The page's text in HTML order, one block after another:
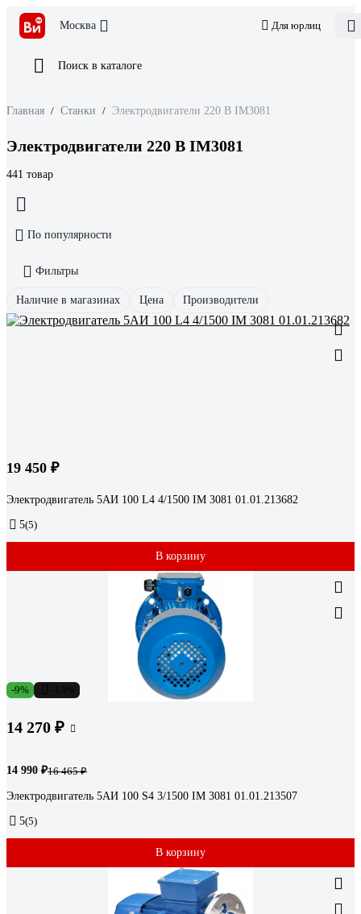
Москва Для юрлиц
Поиск в каталоге
Главная / Станки / Электродвигатели 220 В IM3081
Электродвигатели 220 В IM3081
441 товар
По популярности
Фильтры
Наличие в магазинах Цена Производители
19 450 ₽
Электродвигатель 5АИ 100 L4 4/1500 IM 3081 01.01.213682
5(5)
В корзину
-9%
14 270 ₽
14 990 ₽16 465 ₽
Электродвигатель 5АИ 100 S4 3/1500 IM 3081 01.01.213507
5(5)
В корзину